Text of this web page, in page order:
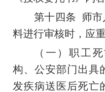
第十四条
师
料进行审核时，应
（一）职工
构、公安部门出具
发疾病送医后死亡